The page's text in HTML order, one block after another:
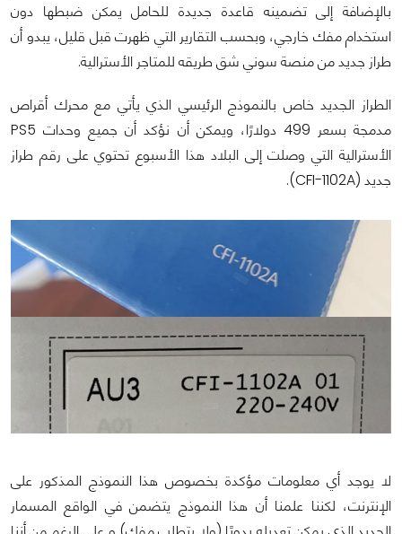
بالإضافة إلى تضمينه قاعدة جديدة للحامل يمكن ضبطها دون
استخدام مفك خارجي، وبحسب التقارير التي ظهرت قبل قليل، يبدو أن
طراز جديد من منصة سوني شق طريقه للمتاجر الأسترالية.
الطراز الجديد خاص بالنموذج الرئيسي الذي يأتي مع محرك أقراص
مدمجة بسعر 499 دولارًا، ويمكن أن نؤكد أن جميع وحدات PS5
الأسترالية التي وصلت إلى البلاد هذا الأسبوع تحتوي على رقم طراز
جديد (CFI-1102A).
لا يوجد أي معلومات مؤكدة بخصوص هذا النموذج المذكور على
الإنترنت، لكننا علمنا أن هذا النموذج يتضمن في الواقع المسمار